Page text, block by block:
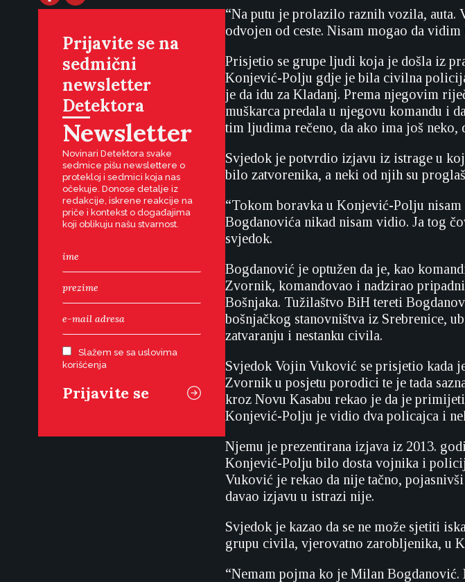
Prijavite se na
sedmični
newsletter
Detektora
Newsletter
Novinari Detektora svake
sedmice pišu newslettere o
protekloj i sedmici koja nas
očekuje. Donose detalje iz
redakcije, iskrene reakcije na
priče i kontekst o događajima
koji oblikuju našu stvarnost.
Slažem se sa uslovima
korišćenja
“Na putu je prolazilo raznih vozila, auta.
odvojen od ceste. Nisam mogao da
Prisjetio se grupe ljudi koja je došla iz
Konjević-Polju gdje je bila civilna
je da idu za Kladanj. Prema njegovim
muškarca predala u njegovu komandu i
tim ljudima rečeno, da ako ima još neko,
Svjedok je potvrdio izjavu iz istrage u
bilo zatvorenika, a neki od njih su
“Tokom boravka u Konjević-Polju
Bogdanovića nikad nisam vidio. Ja tog
svjedok.
Bogdanović je optužen da je, kao
Zvornik, komandovao i nadzirao
Bošnjaka. Tužilaštvo BiH tereti
bošnjačkog stanovništva iz Srebrenice,
zatvaranju i nestanku civila.
Svjedok Vojin Vuković se prisjetio kada
Zvornik u posjetu porodici te je tada
kroz Novu Kasabu rekao je da je
Konjević-Polju je vidio dva policajca i
Njemu je prezentirana izjava iz 2013.
Konjević-Polju bilo dosta vojnika i
Vuković je rekao da nije tačno,
davao izjavu u istrazi nije.
Svjedok je kazao da se ne može sjetiti
grupu civila, vjerovatno zarobljenika, u
“Nemam pojma ko je Milan